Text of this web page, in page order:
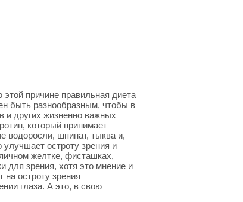
причине правильная диета
быть разнообразным, чтобы в
и других жизненно важных
который принимает
водоросли, шпинат, тыква и,
остроту зрения и
желтке, фисташках,
для зрения, хотя это мнение и
остроту зрения
глаза. А это, в свою